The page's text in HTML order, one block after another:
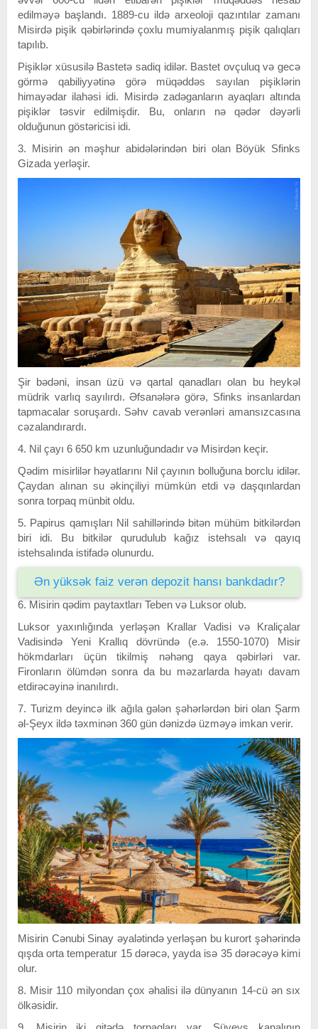
edilməyə başlandı. 1889-cu ildə arxeoloji qazıntılar zamanı
Misirdə pişik qəbirlərində çoxlu mumiyalanmış pişik qalıqları
tapılıb.
Pişiklər xüsusilə Bastetə sadiq idilər. Bastet ovçuluq və gecə
görmə qabiliyyətinə görə müqəddəs sayılan pişiklərin
himayədar ilahəsi idi. Misirdə zadəganların ayaqları altında
pişiklər təsvir edilmişdir. Bu, onların nə qədər dəyərli
olduğunun göstəricisi idi.
3. Misirin ən məşhur abidələrindən biri olan Böyük Sfinks
Gizada yerləşir.
Şir bədəni, insan üzü və qartal qanadları olan bu heykəl
müdrik varlıq sayılırdı. Əfsanələrə görə, Sfinks insanlardan
tapmacalar soruşardı. Səhv cavab verənləri amansızcasına
cəzalandırardı.
4. Nil çayı 6 650 km uzunluğundadır və Misirdən keçir.
Qədim misirlilər həyatlarını Nil çayının bolluğuna borclu idilər.
Çaydan alınan su əkinçiliyi mümkün etdi və daşqınlardan
sonra torpaq münbit oldu.
5. Papirus qamışları Nil sahillərində bitən mühüm bitkilərdən
biri idi. Bu bitkilər qurudulub kağız istehsalı və qayıq
istehsalında istifadə olunurdu.
Ən yüksək faiz verən depozit hansı bankdadır?
6. Misirin qədim paytaxtları Teben və Luksor olub.
Luksor yaxınlığında yerləşən Krallar Vadisi və Kraliçalar
Vadisində Yeni Krallıq dövründə (e.ə. 1550-1070) Misir
hökmdarları üçün tikilmiş nəhəng qaya qəbirləri var.
Fironların ölümdən sonra da bu məzarlarda həyatı davam
etdirəcəyinə inanılırdı.
7. Turizm deyincə ilk ağıla gələn şəhərlərdən biri olan Şarm
əl-Şeyx ildə təxminən 360 gün dənizdə üzməyə imkan verir.
Misirin Cənubi Sinay əyalətində yerləşən bu kurort şəhərində
qışda orta temperatur 15 dərəcə, yayda isə 35 dərəcəyə kimi
olur.
8. Misir 110 milyondan çox əhalisi ilə dünyanın 14-cü ən sıx
ölkəsidir.